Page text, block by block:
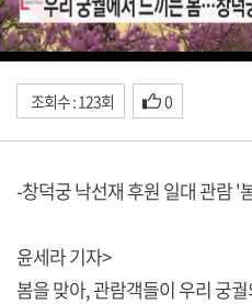
조회수 : 123회 0
-창덕궁 낙선재 후원 일대 관람 '
윤세라 기자>
봄을 맞아, 관람객들이 우리 궁